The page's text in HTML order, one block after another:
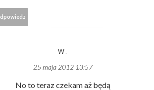
W.
25 maja 2012 13:57
No to teraz czekam aż będą